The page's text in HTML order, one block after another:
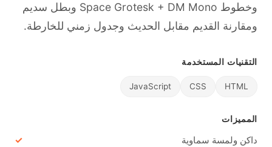
وخطوط Space Grotesk + DM Mono وبطل سديم
ومقارنة القديم مقابل الحديث وجدول زمني للخارطة.
التقنيات المستخدمة
HTML
CSS
JavaScript
المميزات
داكن ولمسة سماوية